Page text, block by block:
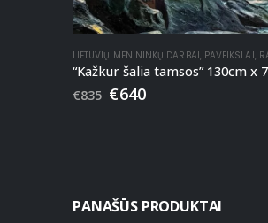
LIETUVIŲ MENININKŲ DARBAI, PAVEIKSLAI,
€835 €640
PANAŠŪS PRODUKTAI